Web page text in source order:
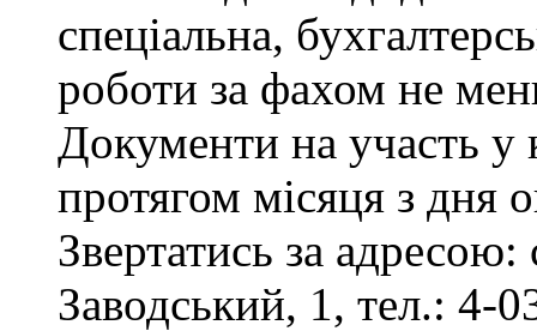
спеціальна,
роботи за фахом не
Документи на участь у
протягом місяця з дня
Звертатись за
Заводський, 1, тел.: 4-